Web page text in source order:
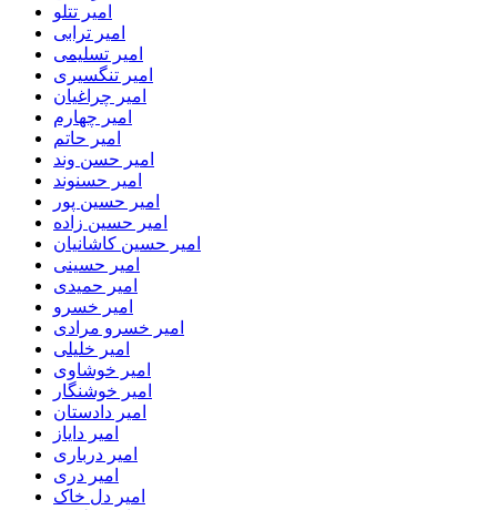
امیر تتلو
امیر ترابی
امیر تسلیمی
امیر تنگسیری
امیر چراغیان
امیر چهارم
امیر حاتم
امیر حسن وند
امیر حسنوند
امیر حسین پور
امیر حسین زاده
امیر حسین کاشانیان
امیر حسینی
امیر حمیدی
امیر خسرو
امیر خسرو مرادی
امیر خلیلی
امیر خوشاوی
امیر خوشنگار
امیر دادستان
امیر دایاز
امیر درباری
امیر دری
امیر دل خاک